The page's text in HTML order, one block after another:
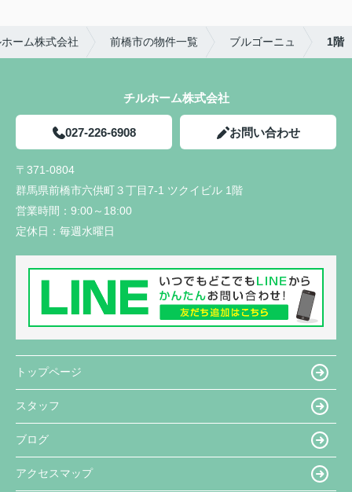
ーム株式会社 前橋市の物件一覧 ブルゴーニュ 1階
チルホーム株式会社
027-226-6908 お問い合わせ
〒371-0804
群馬県前橋市六供町３丁目7-1 ツクイビル 1階
営業時間： 9:00～18:00
定休日： 毎週水曜日
トップページ
スタッフ
ブログ
アクセスマップ